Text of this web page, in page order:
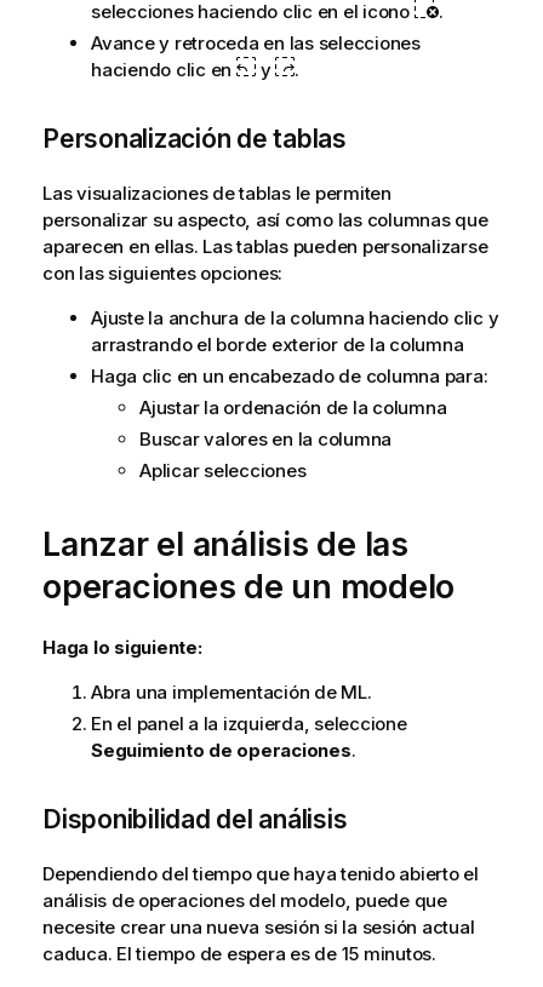
selecciones haciendo clic en el icono
.
Avance y retroceda en las selecciones
haciendo clic en
y .
Personalización de tablas
Las visualizaciones de tablas le permiten
personalizar su aspecto, así como las columnas que
aparecen en ellas. Las tablas pueden personalizarse
con las siguientes opciones:
Ajuste la anchura de la columna haciendo clic y
arrastrando el borde exterior de la columna
Haga clic en un encabezado de columna para:
Ajustar la ordenación de la columna
Buscar valores en la columna
Aplicar selecciones
Lanzar el análisis de las
operaciones de un modelo
Haga lo siguiente:
Abra una implementación de ML.
En el panel a la izquierda, seleccione
Seguimiento de operaciones.
Disponibilidad del análisis
Dependiendo del tiempo que haya tenido abierto el
análisis de operaciones del modelo, puede que
necesite crear una nueva sesión si la sesión actual
caduca. El tiempo de espera es de 15 minutos.